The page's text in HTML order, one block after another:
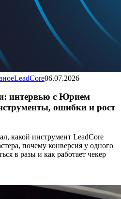
LeadCore06.07.2026
интервью с Юрием
ошибки и рост
какой инструмент LeadCore
почему конверсия у одного
в разы и как работает чекер